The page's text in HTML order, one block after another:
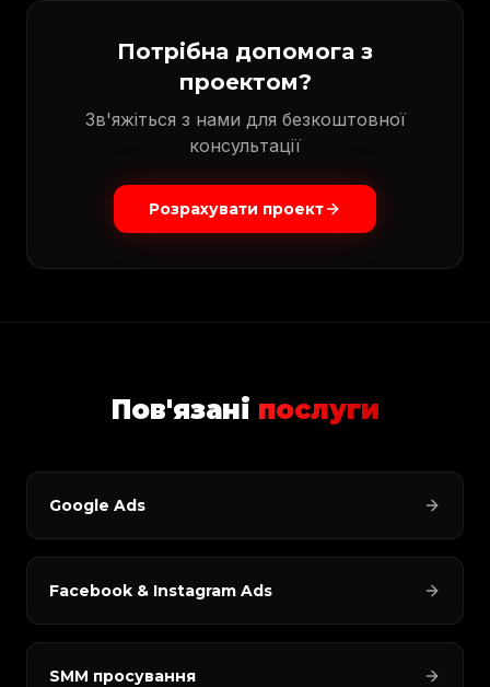
Потрібна допомога з
проектом?
Зв'яжіться з нами для безкоштовної
консультації
Розрахувати проект
Пов'язані послуги
Google Ads
Facebook & Instagram Ads
SMM просування